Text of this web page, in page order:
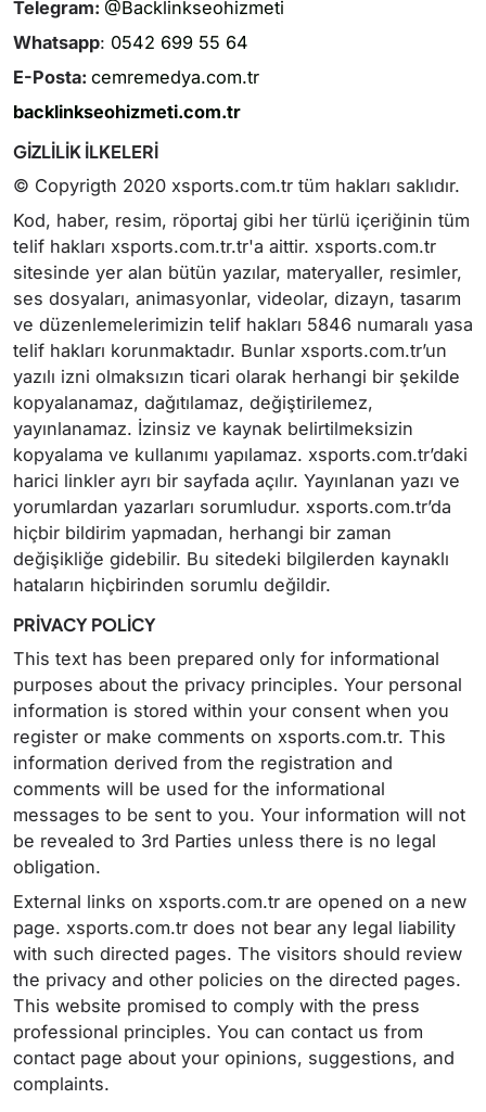
Telegram: @Backlinkseohizmeti
Whatsapp: 0542 699 55 64
E-Posta: cemremedya.com.tr
backlinkseohizmeti.com.tr
GİZLİLİK İLKELERİ
© Copyrigth 2020 xsports.com.tr tüm hakları saklıdır.
Kod, haber, resim, röportaj gibi her türlü içeriğinin tüm
telif hakları xsports.com.tr.tr'a aittir. xsports.com.tr
sitesinde yer alan bütün yazılar, materyaller, resimler,
ses dosyaları, animasyonlar, videolar, dizayn, tasarım
ve düzenlemelerimizin telif hakları 5846 numaralı yasa
telif hakları korunmaktadır. Bunlar xsports.com.tr’un
yazılı izni olmaksızın ticari olarak herhangi bir şekilde
kopyalanamaz, dağıtılamaz, değiştirilemez,
yayınlanamaz. İzinsiz ve kaynak belirtilmeksizin
kopyalama ve kullanımı yapılamaz. xsports.com.tr’daki
harici linkler ayrı bir sayfada açılır. Yayınlanan yazı ve
yorumlardan yazarları sorumludur. xsports.com.tr’da
hiçbir bildirim yapmadan, herhangi bir zaman
değişikliğe gidebilir. Bu sitedeki bilgilerden kaynaklı
hataların hiçbirinden sorumlu değildir.
PRİVACY POLİCY
This text has been prepared only for informational
purposes about the privacy principles. Your personal
information is stored within your consent when you
register or make comments on xsports.com.tr. This
information derived from the registration and
comments will be used for the informational
messages to be sent to you. Your information will not
be revealed to 3rd Parties unless there is no legal
obligation.
External links on xsports.com.tr are opened on a new
page. xsports.com.tr does not bear any legal liability
with such directed pages. The visitors should review
the privacy and other policies on the directed pages.
This website promised to comply with the press
professional principles. You can contact us from
contact page about your opinions, suggestions, and
complaints.